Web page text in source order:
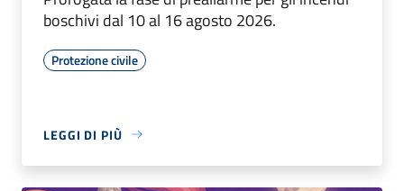
boschivi dal 10 al 16 agosto 2026.
Protezione civile
LEGGI DI PIÙ